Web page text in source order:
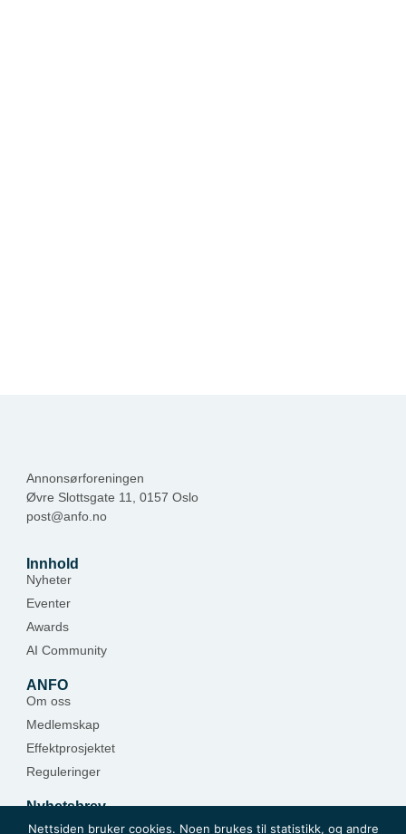
Annonsørforeningen
Øvre Slottsgate 11, 0157 Oslo
post@anfo.no
Innhold
Nyheter
Eventer
Awards
AI Community
ANFO
Om oss
Medlemskap
Effektprosjektet
Reguleringer
Nyhetsbrev
Hold deg oppdatert — meld deg på.
Nettsiden bruker cookies. Noen brukes til statistikk, og andre